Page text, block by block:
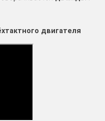
двигателя